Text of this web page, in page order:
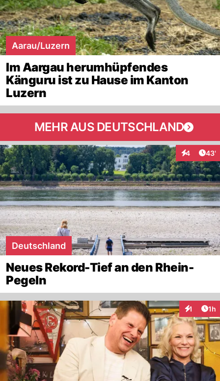
Aarau/Luzern
Im Aargau herumhüpfendes
Känguru ist zu Hause im Kanton
Luzern
MEHR AUS DEUTSCHLAND
4 43'
Deutschland
Neues Rekord-Tief an den Rhein-
Pegeln
1 1h